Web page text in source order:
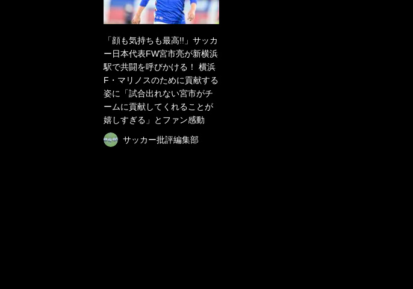
「顔も気持ちも最高!!」サッカ
ー日本代表FW宮市亮が新横浜
駅で共闘を呼びかける！ 横浜
F・マリノスのために貢献する
姿に「試合出れない宮市がチ
ームに貢献してくれることが
嬉しすぎる」とファン感動
サッカー批評編集部